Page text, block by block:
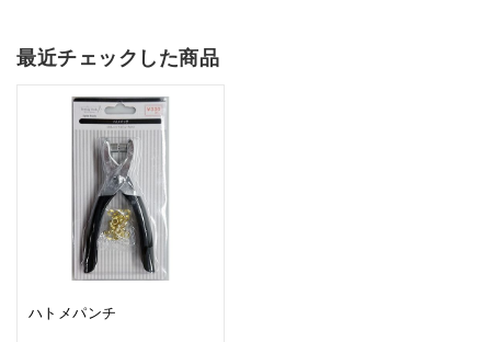
最近チェックした商品
ハトメパンチ